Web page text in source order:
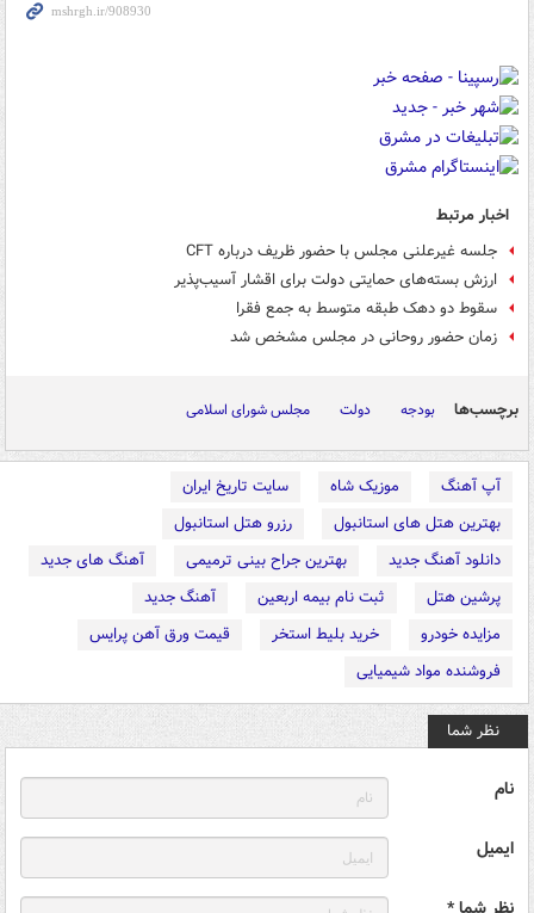
اخبار مرتبط
جلسه غیرعلنی مجلس با حضور ظریف درباره CFT
ارزش بسته‌های حمایتی دولت برای اقشار آسیب‌پذیر
سقوط دو دهک طبقه متوسط به جمع فقرا
زمان حضور روحانی در مجلس مشخص شد
برچسب‌ها بودجه دولت مجلس شورای اسلامی
آپ آهنگ موزیک شاه
سایت تاریخ ایران
بهترین هتل های استانبول
رزرو هتل استانبول
دانلود آهنگ جدید
بهترین جراح بینی ترمیمی
آهنگ های جدید
پرشین هتل
ثبت نام بیمه اربعین
آهنگ جدید
مزایده خودرو
خرید بلیط استخر
قیمت ورق آهن پرایس
فروشنده مواد شیمیایی
نظر شما
نام
ایمیل